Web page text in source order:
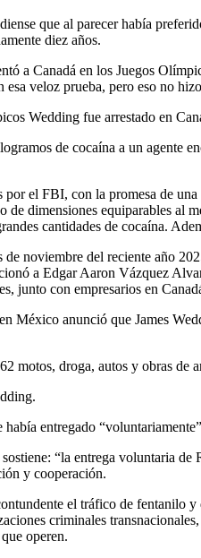
que al parecer había
diez años.
a Canadá en los Juegos
veloz prueba, pero eso no
Wedding fue arrestado en
de cocaína a un agente
el FBI, con la promesa de
dimensiones equiparables
cantidades de cocaína.
noviembre del reciente año
a Edgar Aaron Vázquez
junto con empresarios en
México anunció que James
motos, droga, autos y obras de
entregado
“la entrega voluntaria
y cooperación.
el tráfico de fentanilo
criminales
operen.